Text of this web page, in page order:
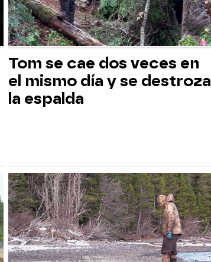
Tom se cae dos veces en
el mismo día y se destroza
la espalda